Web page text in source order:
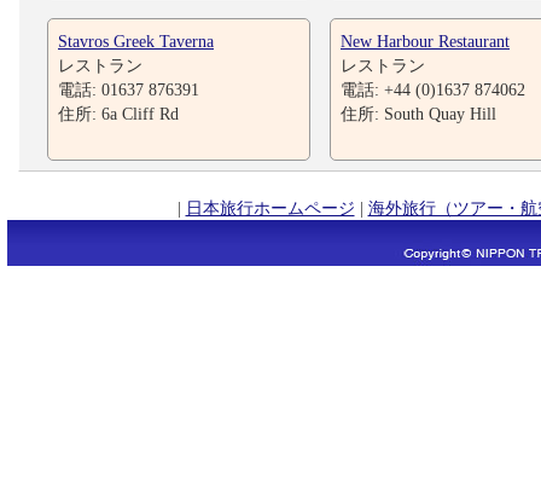
Stavros Greek Taverna
レストラン
電話: 01637 876391
住所: 6a Cliff Rd
New Harbour Restaurant
レストラン
電話: +44 (0)1637 874062
住所: South Quay Hill
| 日本旅行ホームページ | 海外旅行（ツアー・航